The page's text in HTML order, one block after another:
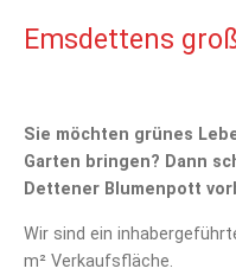
Emsdettens
Sie möchten grünes
Garten bringen? Dann
Dettener Blumenpott
Wir sind ein
m² Verkaufsfläche.